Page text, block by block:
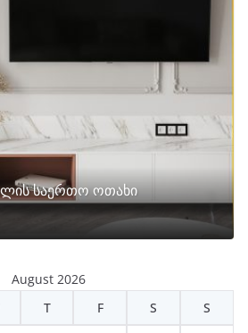
საერთო ოთახი
August 2026
T F S S